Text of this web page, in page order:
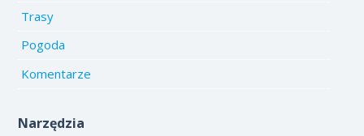
Trasy
Pogoda
Komentarze
Narzędzia